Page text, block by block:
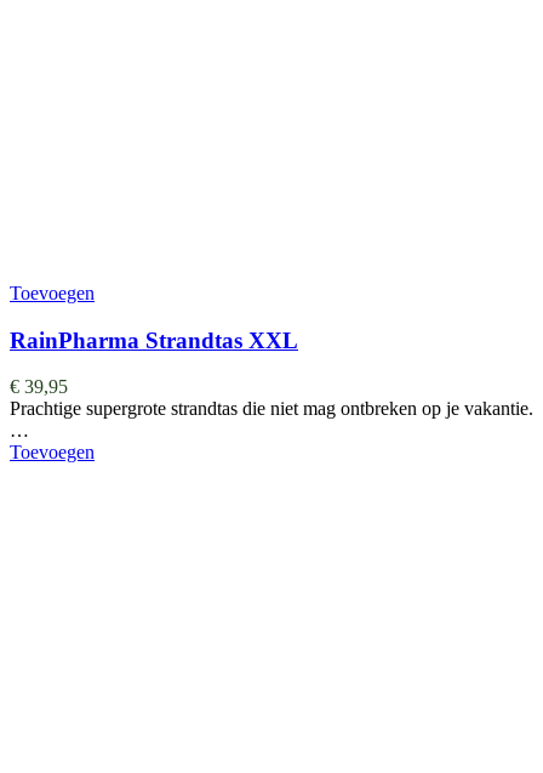
Toevoegen
RainPharma Strandtas XXL
€ 39,95
Prachtige supergrote strandtas die niet mag ontbreken op je vakantie.
…
Toevoegen